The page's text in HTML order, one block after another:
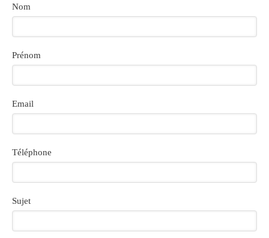
Nom
Prénom
Email
Téléphone
Sujet